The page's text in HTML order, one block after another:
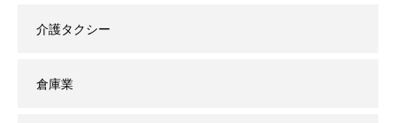
介護タクシー
倉庫業